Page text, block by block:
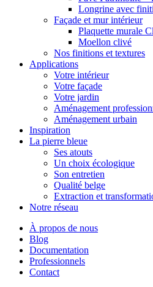
Longrine avec
Façade et mur intérieur
Plaquette murale
Moellon clivé
Nos finitions et textures
Applications
Votre intérieur
Votre façade
Votre jardin
Aménagement
Aménagement urbain
Inspiration
La pierre bleue
Ses atouts
Un choix écologique
Son entretien
Qualité belge
Extraction et
Notre réseau
À propos de nous
Blog
Documentation
Professionnels
Contact